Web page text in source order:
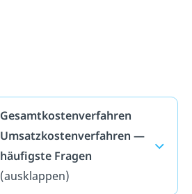
Gesamtkostenverfahren
Umsatzkostenverfahren —
häufigste Fragen
(ausklappen)